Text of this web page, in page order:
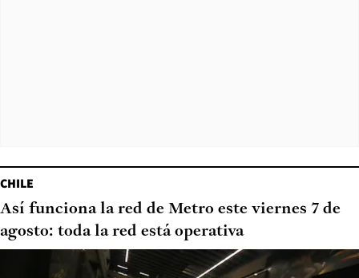
CHILE
Así funciona la red de Metro este viernes 7 de
agosto: toda la red está operativa